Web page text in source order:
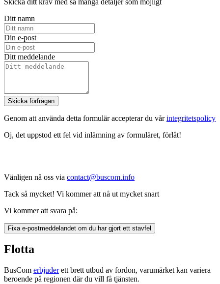
Ditt namn
Din e-post
Ditt meddelande
Skicka förfrågan
Genom att använda detta formulär accepterar du vårintegritetspolicy
Oj, det uppstod ett fel vid inlämning av formuläret, förlåt!
Vänligen nå oss via contact@buscom.info
Tack så mycket! Vi kommer att nå ut mycket snart
Vi kommer att svara på:
Fixa e-postmeddelandet om du har gjort ett stavfel
Flotta
BusCom erbjuderett brett utbud av fordon, varumärket kan variera
beroende på regionen där du vill få tjänsten.